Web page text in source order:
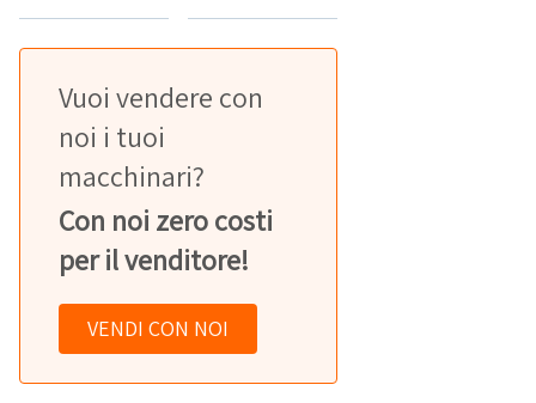
Vuoi vendere con
noi i tuoi
macchinari?
Con noi zero costi
per il venditore!
VENDI CON NOI